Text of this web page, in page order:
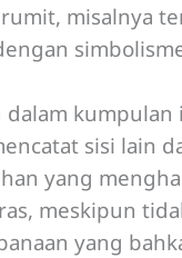
misalnya
dalam
sisi lain
yang
meskipun
yang